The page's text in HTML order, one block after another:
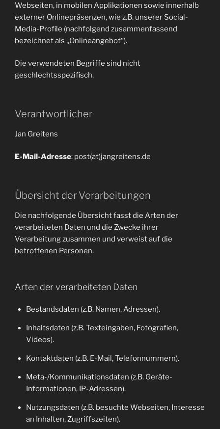
Webseiten, in mobilen Applikationen sowie innerhalb
externer Onlinepräsenzen, wie z.B. unserer Social-
Media-Profile (nachfolgend zusammenfassend
bezeichnet als „Onlineangebot“).
Die verwendeten Begriffe sind nicht
geschlechtsspezifisch.
Verantwortlicher
Jan Greitens
E-Mail-Adresse: post(at)jangreitens.de
Übersicht der Verarbeitungen
Die nachfolgende Übersicht fasst die Arten der
verarbeiteten Daten und die Zwecke ihrer
Verarbeitung zusammen und verweist auf die
betroffenen Personen.
Arten der verarbeiteten Daten
Bestandsdaten (z.B. Namen, Adressen).
Inhaltsdaten (z.B. Texteingaben, Fotografien,
Videos).
Kontaktdaten (z.B. E-Mail, Telefonnummern).
Meta-/Kommunikationsdaten (z.B. Geräte-
Informationen, IP-Adressen).
Nutzungsdaten (z.B. besuchte Webseiten, Interesse
an Inhalten, Zugriffszeiten).